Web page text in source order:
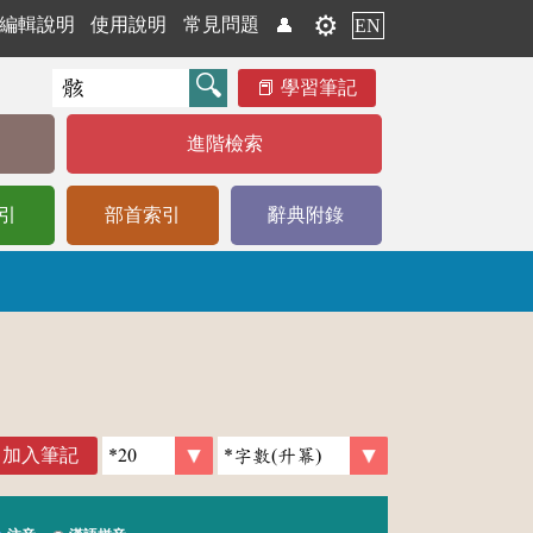
編輯說明 使用說明 常見問題 👤 ⚙️ EN
學習筆記
進階檢索
部首索引 辭典附錄
加入筆記